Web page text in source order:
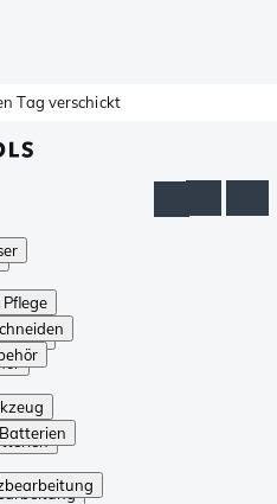
Tag verschickt
Pflege